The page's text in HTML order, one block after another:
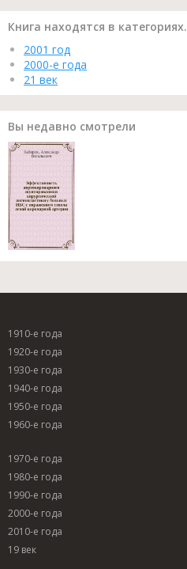
Книга находятся в категориях.
2001 год
2000-е года
21 век
Вы недавно смотрели
1910-е года
1920-е года
1930-е года
1940-е года
1950-е года
1960-е года
1970-е года
1980-е года
1990-е года
2000-е года
2010-е года
19 век